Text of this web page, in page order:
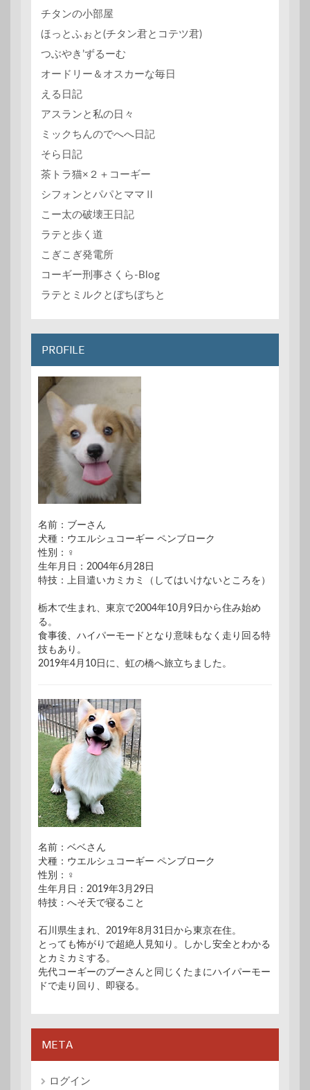
チタンの小部屋
ほっとふぉと(チタン君とコテツ君)
つぶやき’ずるーむ
オードリー＆オスカーな毎日
える日記
アスランと私の日々
ミックちんのでへへ日記
そら日記
茶トラ猫×２＋コーギー
シフォンとパパとママⅡ
こー太の破壊王日記
ラテと歩く道
こぎこぎ発電所
コーギー刑事さくら-Blog
ラテとミルクとぼちぼちと
PROFILE
名前：ブーさん
犬種：ウエルシュコーギー ペンブローク
性別：♀
生年月日：2004年6月28日
特技：上目遣いカミカミ（してはいけないところを）
栃木で生まれ、東京で2004年10月9日から住み始め
る。
食事後、ハイパーモードとなり意味もなく走り回る特
技もあり。
2019年4月10日に、虹の橋へ旅立ちました。
名前：ベベさん
犬種：ウエルシュコーギー ペンブローク
性別：♀
生年月日：2019年3月29日
特技：へそ天で寝ること
石川県生まれ、2019年8月31日から東京在住。
とっても怖がりで超絶人見知り。しかし安全とわかる
とカミカミする。
先代コーギーのブーさんと同じくたまにハイパーモー
ドで走り回り、即寝る。
META
ログイン